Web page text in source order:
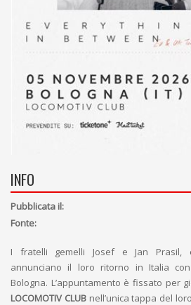
INFO
Pubblicata il:
Fonte:
I fratelli gemelli Josef e Jan Prasil,
annunciano il loro ritorno in Italia
Bologna. L’appuntamento è fissato per
LOCOMOTIV CLUBnell’unica tappa del